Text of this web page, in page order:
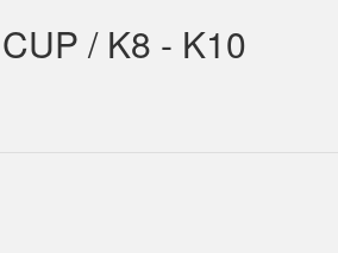
/ K8 - K10